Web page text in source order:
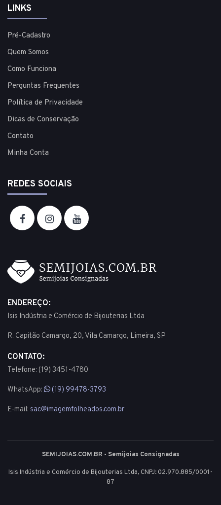
LINKS
Pré-Cadastro
Quem Somos
Como Funciona
Perguntas Frequentes
Política de Privacidade
Dicas de Conservação
Contato
Minha Conta
REDES SOCIAIS
ENDEREÇO:
Isis Indústria e Comércio de Bijouterias Ltda
R. Capitão Camargo, 20, Vila Camargo, Limeira, SP
CONTATO:
Telefone: (19) 3451-4780
WhatsApp: (19) 99478-3793
E-mail: sac@imagemfolheados.com.br
SEMIJOIAS.COM.BR - Semijoias Consignadas
Isis Indústria e Comércio de Bijouterias Ltda, CNPJ: 02.970.885/0001-
87